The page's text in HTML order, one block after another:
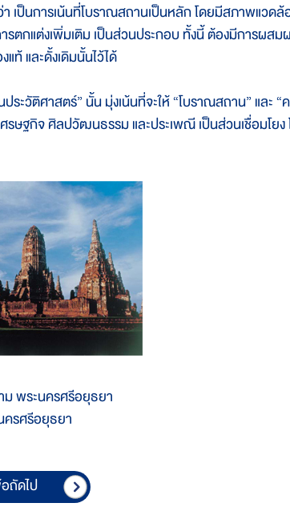
ป็นการเน้นที่โบราณสถานเป็นหลัก โดยมีสภาพแวดล้
รตกแต่งเพิ่มเติม เป็นส่วนประกอบ ทั้งนี้ ต้องมีการผส
ท้ และดั้งเดิมนั้นไว้ได้
ติศาสตร์” นั้น มุ่งเน้นที่จะให้ “โบราณสถาน” และ “
ษฐกิจ ศิลปวัฒนธรรม และประเพณี เป็นส่วนเชื่อมโยง
พระนครศรีอยุธยา
ครศรีอยุธยา
ถัดไป